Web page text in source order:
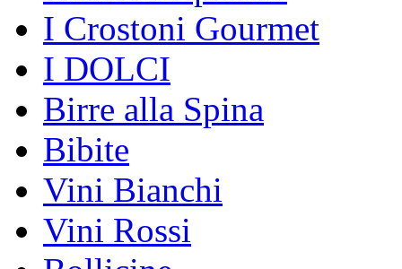
I Crostoni Gourmet
I DOLCI
Birre alla Spina
Bibite
Vini Bianchi
Vini Rossi